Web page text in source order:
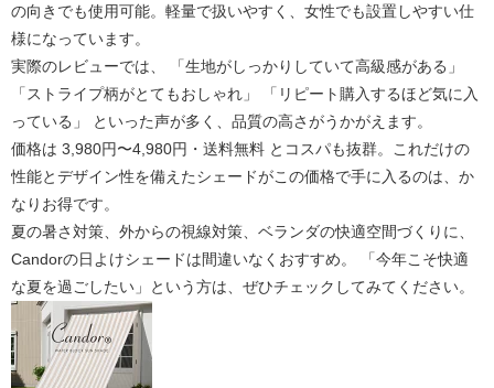
の向きでも使用可能。軽量で扱いやすく、女性でも設置しやすい仕
様になっています。
実際のレビューでは、 「生地がしっかりしていて高級感がある」
「ストライプ柄がとてもおしゃれ」 「リピート購入するほど気に入
っている」 といった声が多く、品質の高さがうかがえます。
価格は 3,980円〜4,980円・送料無料 とコスパも抜群。これだけの
性能とデザイン性を備えたシェードがこの価格で手に入るのは、か
なりお得です。
夏の暑さ対策、外からの視線対策、ベランダの快適空間づくりに、
Candorの日よけシェードは間違いなくおすすめ。 「今年こそ快適
な夏を過ごしたい」という方は、ぜひチェックしてみてください。